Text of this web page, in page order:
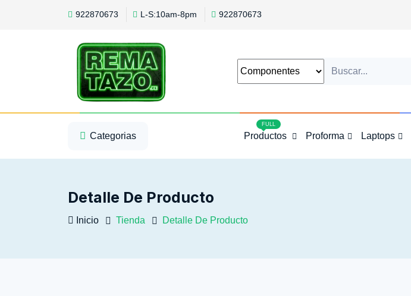
922870673 L-S:10am-8pm 922870673
Categorias
Productos
FULL
Proforma Laptops
Detalle De Producto
Inicio Tienda Detalle De Producto